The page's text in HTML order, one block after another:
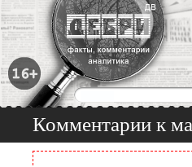
Комментарии к